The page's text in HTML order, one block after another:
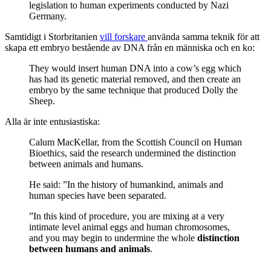
legislation to human experiments conducted by Nazi
Germany.
Samtidigt i Storbritanien vill forskare använda samma teknik för att
skapa ett embryo bestående av DNA från en människa och en ko:
They would insert human DNA into a cow’s egg which
has had its genetic material removed, and then create an
embryo by the same technique that produced Dolly the
Sheep.
Alla är inte entusiastiska:
Calum MacKellar, from the Scottish Council on Human
Bioethics, said the research undermined the distinction
between animals and humans.
He said: ”In the history of humankind, animals and
human species have been separated.
”In this kind of procedure, you are mixing at a very
intimate level animal eggs and human chromosomes,
and you may begin to undermine the whole distinction
between humans and animals.